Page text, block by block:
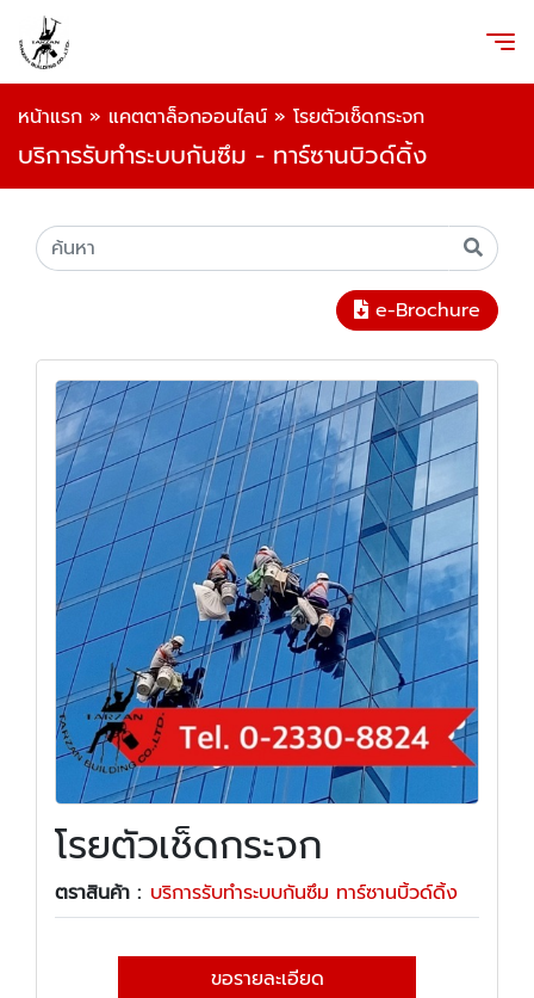
หน้าแรก » แคตตาล็อกออนไลน์ » โรยตัวเช็ดกระจก
บริการรับทำระบบกันซึม - ทาร์ซานบิวด์ดิ้ง
e-Brochure
โรยตัวเช็ดกระจก
ตราสินค้า : บริการรับทำระบบกันซึม ทาร์ซานบิ้วด์ดิ้ง
ขอรายละเอียด